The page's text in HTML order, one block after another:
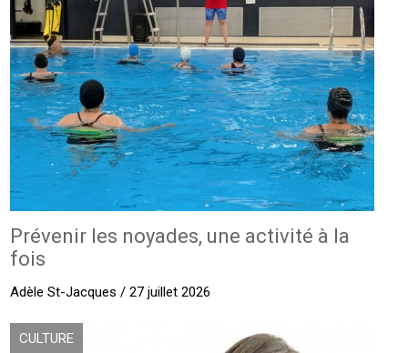
Prévenir les noyades, une activité à la
fois
Adèle St-Jacques / 27 juillet 2026
CULTURE